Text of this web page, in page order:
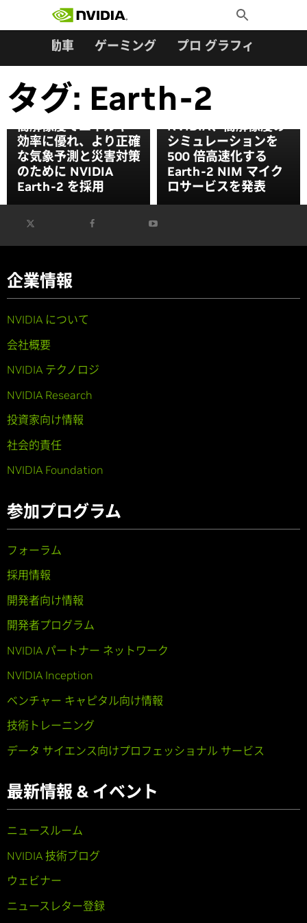
Toggle
Search
自動車 ゲーミング プロ グラフィックス
タグ: Earth-2
気候テクノロジ企業が
高解像度でエネルギー
効率に優れ、より正確
な気象予測と災害対策
のために NVIDIA
Earth-2 を採用
より高速な予報:
NVIDIA、高解像度の
シミュレーションを
500 倍高速化する
Earth-2 NIM マイク
ロサービスを発表
企業情報
NVIDIA について
会社概要
NVIDIA テクノロジ
NVIDIA Research
投資家向け情報
社会的責任
NVIDIA Foundation
参加プログラム
フォーラム
採用情報
開発者向け情報
開発者プログラム
NVIDIA パートナー ネットワーク
NVIDIA Inception
ベンチャー キャピタル向け情報
技術トレーニング
データ サイエンス向けプロフェッショナル サービス
最新情報 & イベント
ニュースルーム
NVIDIA 技術ブログ
ウェビナー
ニュースレター登録